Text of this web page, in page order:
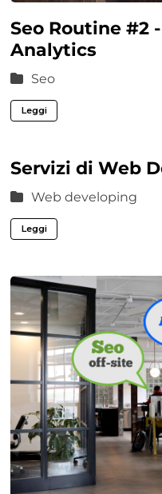
Seo Routine #2
Analytics
Seo
Leggi
Servizi di Web
Web developing
Leggi